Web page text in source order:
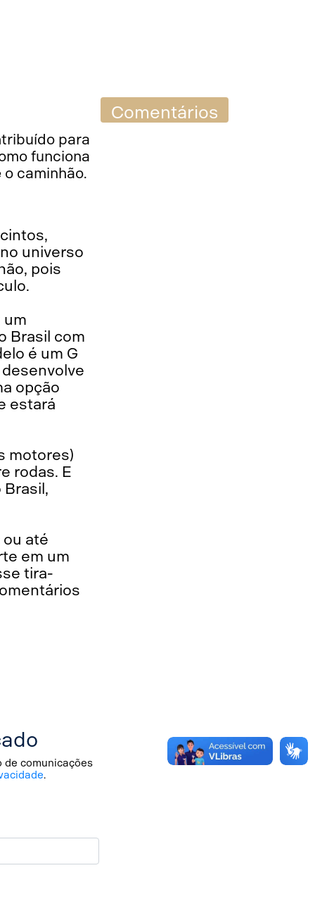
para
funciona
caminhão.
universo
pois
um
Brasil com
é um G
opção
estará
motores)
rodas. E
até
em um
tira-
Comentários
de comunicações
.